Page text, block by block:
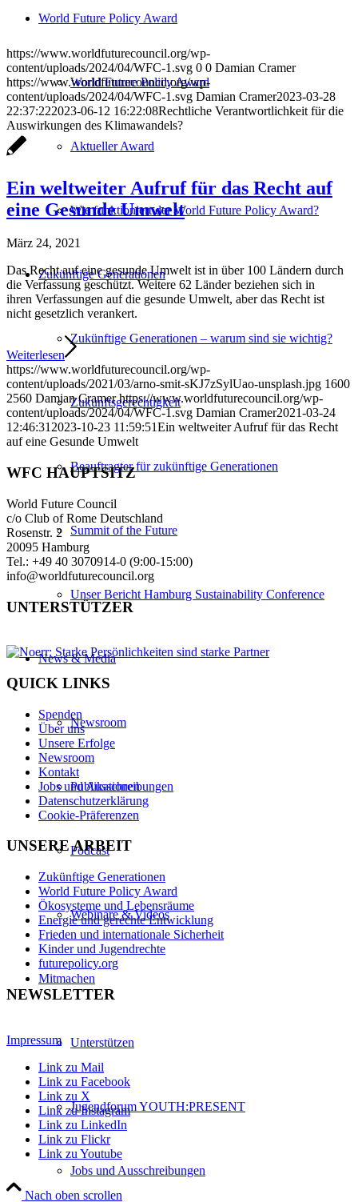
World Future Policy Award
World Future Policy Award
Aktueller Award
Wie funktioniert der World Future Policy Award?
Zukünftige Generationen
Zukünftige Generationen – warum sind sie wichtig?
Zukunftsgerechtigkeit
Beauftragter für zukünftige Generationen
Summit of the Future
Unser Bericht Hamburg Sustainability Conference
News & Media
Newsroom
Publikationen
Podcast
Webinare & Videos
Mitmachen
Unterstützen
Jugendforum YOUTH:PRESENT
Jobs und Ausschreibungen
https://www.worldfuturecouncil.org/wp-
content/uploads/2024/04/WFC-1.svg 0 0 Damian Cramer
https://www.worldfuturecouncil.org/wp-
content/uploads/2024/04/WFC-1.svg Damian Cramer2023-03-28
22:37:222023-06-12 16:22:08Rechtliche Verantwortlichkeit für die
Auswirkungen des Klimawandels?
Ein weltweiter Aufruf für das Recht auf
eine Gesunde Umwelt
März 24, 2021
Das Recht auf eine gesunde Umwelt ist in über 100 Ländern durch
die Verfassung geschützt. Weitere 62 Länder beziehen sich in
ihren Verfassungen auf die gesunde Umwelt, aber das Recht ist
nicht gesetzlich verankert.
Weiterlesen
https://www.worldfuturecouncil.org/wp-
content/uploads/2021/03/arno-smit-sKJ7zSylUao-unsplash.jpg 1600
2560 Damian Cramer https://www.worldfuturecouncil.org/wp-
content/uploads/2024/04/WFC-1.svg Damian Cramer2021-03-24
12:46:312023-10-23 11:59:51Ein weltweiter Aufruf für das Recht
auf eine Gesunde Umwelt
WFC HAUPTSITZ
World Future Council
c/o Club of Rome Deutschland
Rosenstr. 2
20095 Hamburg
Tel.: +49 40 3070914-0 (9:00-15:00)
info@worldfuturecouncil.org
UNTERSTÜTZER
QUICK LINKS
Spenden
Über uns
Unsere Erfolge
Newsroom
Kontakt
Jobs und Ausschreibungen
Datenschutzerklärung
Cookie-Präferenzen
UNSERE ARBEIT
Zukünftige Generationen
World Future Policy Award
Ökosysteme und Lebensräume
Energie und gerechte Entwicklung
Frieden und internationale Sicherheit
Kinder und Jugendrechte
futurepolicy.org
NEWSLETTER
Impressum
Link zu Mail
Link zu Facebook
Link zu X
Link zu Instagram
Link zu LinkedIn
Link zu Flickr
Link zu Youtube
Nach oben scrollen